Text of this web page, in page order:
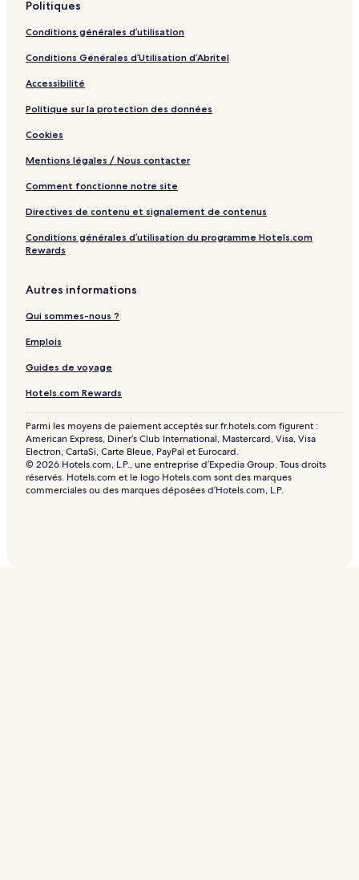
Politiques
Conditions générales d’utilisation
Conditions Générales d’Utilisation d’Abritel
Accessibilité
Politique sur la protection des données
Cookies
Mentions légales / Nous contacter
Comment fonctionne notre site
Directives de contenu et signalement de contenus
Conditions générales d’utilisation du programme Hotels.com
Rewards
Autres informations
Qui sommes-nous ?
Emplois
Guides de voyage
Hotels.com Rewards
Parmi les moyens de paiement acceptés sur fr.hotels.com figurent :
American Express, Diner’s Club International, Mastercard, Visa, Visa
Electron, CartaSi, Carte Bleue, PayPal et Eurocard.
© 2026 Hotels.com, L.P., une entreprise d’Expedia Group. Tous droits
réservés. Hotels.com et le logo Hotels.com sont des marques
commerciales ou des marques déposées d’Hotels.com, L.P.